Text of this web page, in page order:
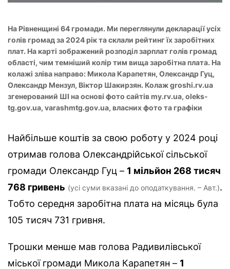
На Рівненщині 64 громади. Ми переглянули декларації усіх
голів громад за 2024 рік та склали рейтинг їх заробітних
плат. На карті зображений розподіл зарплат голів громад
області, чим темніший колір тим вища заробітна плата. На
колажі зліва направо: Микола Карапетян, Олександр Гуц,
Олександр Мензул, Віктор Шакирзян. Колаж groshi.rv.ua
згенерований ШІ на основі фото сайтів my.rv.ua, oleks-
tg.gov.ua, varashmtg.gov.ua, власних фото та графіки
Найбільше коштів за свою роботу у 2024 році
отримав голова Олександрійської сільської
громади Олександр Гуц – 1 мільйон 268 тисяч
768 гривень (усі суми вказані до оподаткування. – Авт.).
Тобто середня заробітна плата на місяць була
105 тисяч 731 гривня.
Трошки менше мав голова Радивилівської
міської громади Микола Карапетян – 1